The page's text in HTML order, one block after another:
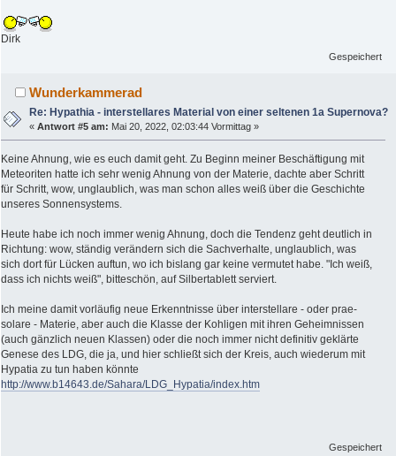
Dirk
Gespeichert
Wunderkammerad
Re: Hypathia - interstellares Material von einer seltenen 1a Supernova?
«Antwort #5 am: Mai 20, 2022, 02:03:44 Vormittag »
Keine Ahnung, wie es euch damit geht. Zu Beginn meiner Beschäftigung mit
Meteoriten hatte ich sehr wenig Ahnung von der Materie, dachte aber Schritt
für Schritt, wow, unglaublich, was man schon alles weiß über die Geschichte
unseres Sonnensystems.
Heute habe ich noch immer wenig Ahnung, doch die Tendenz geht deutlich in
Richtung: wow, ständig verändern sich die Sachverhalte, unglaublich, was
sich dort für Lücken auftun, wo ich bislang gar keine vermutet habe. "Ich weiß,
dass ich nichts weiß", bitteschön, auf Silbertablett serviert.
Ich meine damit vorläufig neue Erkenntnisse über interstellare - oder prae-
solare - Materie, aber auch die Klasse der Kohligen mit ihren Geheimnissen
(auch gänzlich neuen Klassen) oder die noch immer nicht definitiv geklärte
Genese des LDG, die ja, und hier schließt sich der Kreis, auch wiederum mit
Hypatia zu tun haben könnte
http://www.b14643.de/Sahara/LDG_Hypatia/index.htm
Gespeichert